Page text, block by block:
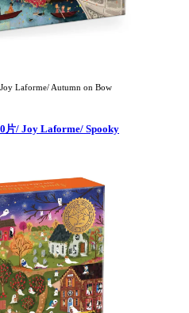
Laforme/ Autumn on Bow
片/ Joy Laforme/ Spooky